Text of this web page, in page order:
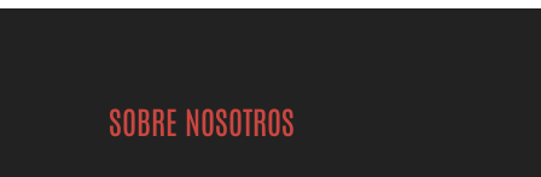
SOBRE NOSOTROS